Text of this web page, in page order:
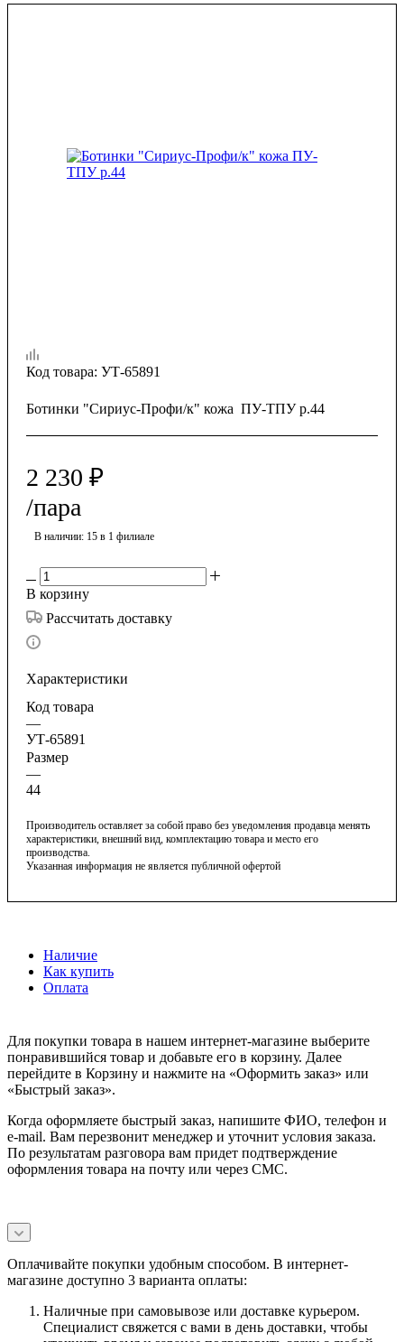
Код товара: УТ-65891
Ботинки "Сириус-Профи/к" кожа ПУ-ТПУ р.44
2 230 ₽
/пара
В наличии: 15 в 1 филиале
В корзину
Рассчитать доставку
Характеристики
Код товара
—
УТ-65891
Размер
—
44
Производитель оставляет за собой право без уведомления продавца менять
характеристики, внешний вид, комплектацию товара и место его
производства.
Указанная информация не является публичной офертой
Наличие
Как купить
Оплата
Для покупки товара в нашем интернет-магазине выберите
понравившийся товар и добавьте его в корзину. Далее
перейдите в Корзину и нажмите на «Оформить заказ» или
«Быстрый заказ».
Когда оформляете быстрый заказ, напишите ФИО, телефон и
e-mail. Вам перезвонит менеджер и уточнит условия заказа.
По результатам разговора вам придет подтверждение
оформления товара на почту или через СМС.
Оплачивайте покупки удобным способом. В интернет-
магазине доступно 3 варианта оплаты:
Наличные при самовывозе или доставке курьером.
Специалист свяжется с вами в день доставки, чтобы